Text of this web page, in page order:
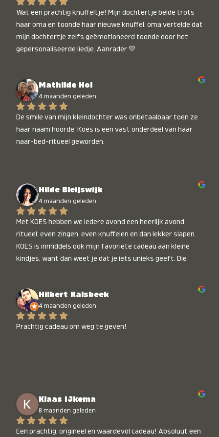
Wat een prachtig knuffeltje! Mijn dochtertje belde trots
haar oma en toonde haar nieuwe knuffel, oma vertelde dat
mijn dochtertje zelfs geëmotioneerd toonde door het
gepersonaliseerde liedje. Aanrader 💛
Mathilde Hol
4 maanden geleden
De smile van mijn kleindochter was onbetaalbaar toen ze
haar naam hoorde. Koes is een vast onderdeel van haar
naar-bed-ritueel geworden.
Hilde Bleijswijk
4 maanden geleden
Met KOES hebben we iedere avond een heerlijk avond
ritueel: even zingen, even knuffelen en dan lekker slapen.
KOES is inmiddels ook mijn favoriete cadeau aan kleine
kindjes, want dan weet je dat je iets unieks geeft. Die
Hilbert Kalsbeek
4 maanden geleden
Prachtig cadeau om weg te geven!
Klaas IJkema
8 maanden geleden
Een prachtig, origineel en waardevol cadeau! Absoluut een